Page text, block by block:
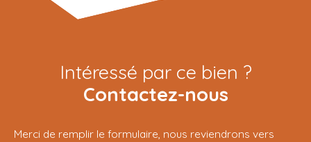
Intéressé par ce bien ?
Contactez-nous
Merci de remplir le formulaire, nous reviendrons vers